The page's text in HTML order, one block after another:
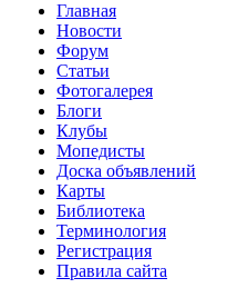
Главная
Новости
Форум
Статьи
Фотогалерея
Блоги
Клубы
Мопедисты
Доска объявлений
Карты
Библиотека
Терминология
Регистрация
Правила сайта